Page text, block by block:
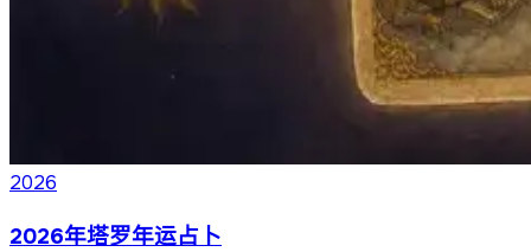
2026
2026年塔罗年运占卜